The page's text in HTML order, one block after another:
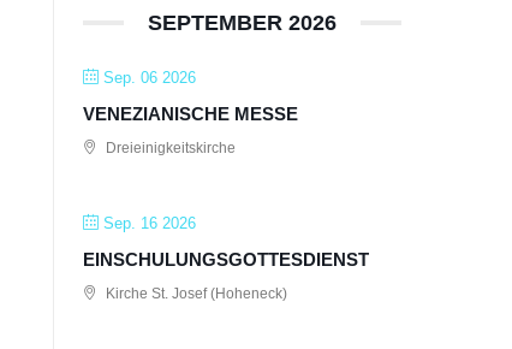
SEPTEMBER 2026
Sep. 06 2026
VENEZIANISCHE MESSE
Dreieinigkeitskirche
Sep. 16 2026
EINSCHULUNGSGOTTESDIENST
Kirche St. Josef (Hoheneck)